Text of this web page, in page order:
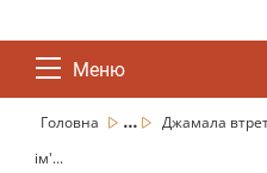
Меню
Головна ...
Джамала
ім'...